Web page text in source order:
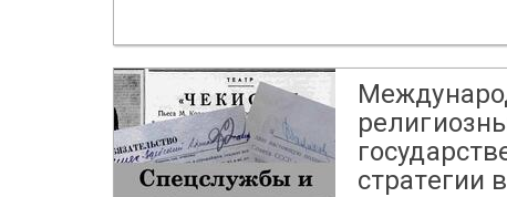
стратегии